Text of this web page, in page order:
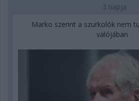
3 napja
Marko szerint a szurkolók nem
valójában